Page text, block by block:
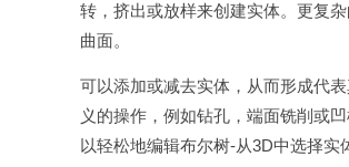
转，挤出或放样来创建实体。更复
曲面。
可以添加或减去实体，从而形成代
义的操作，例如钻孔，端面铣削或
以轻松地编辑布尔树-从3D中选择实